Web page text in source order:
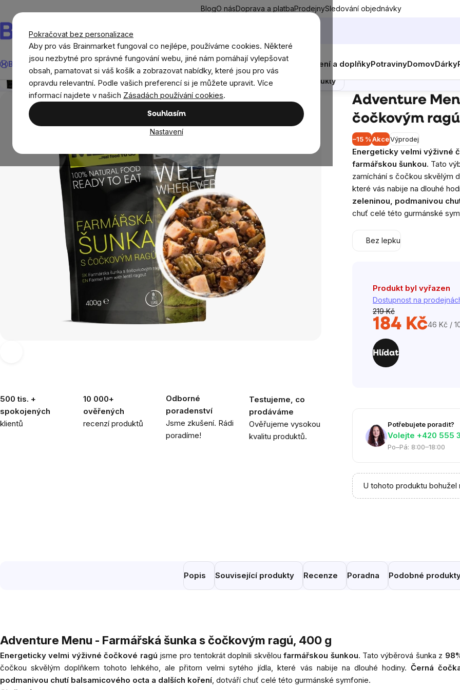
Pokračovat bez personalizace
Aby pro vás Brainmarket fungoval co nejlépe, používáme cookies. Některé
jsou nezbytné pro správné fungování webu, jiné nám pomáhají vylepšovat
obsah, pamatovat si váš košík a zobrazovat nabídky, které jsou pro vás
opravdu relevantní. Podle vašich preferencí si je můžete upravit. Více
informací najdete v našich Zásadách používání cookies.
Souhlasím
Nastavení
obsah
BlogO násDoprava a platbaProdejnySledování objednávky
Hledat
BrainMax® Léto Ušetři CíleDoplňky stravy a výživaNovinkyMužiŽenyDěti Oblečení a doplňkyPotravinyDomovDárky
Potraviny Adventure Menu - Farmářská šunka s čočkovým ragú, 400 g
Adventure
čočkovým
–15 %AkceVýprodej
hodnocení
produktu
je
0,0
z
5
500 tis. +
spokojených
klientů
10 000+
ověřených
recenzí produktů
Odborné
poradenství
Jsme zkušení. Rádi
poradíme!
Testujeme, co
prodáváme
Ověřujeme vysokou
kvalitu produktů.
Energeticky velmi výživné
farmářskou šunkou. Tato
zamíchání s čočkou skvělým
které vás nabije na dlouhé
zeleninou, podmanivou
chuť celé této gurmánské
Bez lepku
Produkt byl vyřazen
Dostupnost na
219 Kč
184 KčMěrná
46 Kč /
Hlídat
Potřebujete poradit?
Volejte ‭+420 555
Po–Pá: 8:00–18:00
U tohoto produktu
Popis Související produkty Recenze Poradna Podobné
Adventure Menu - Farmářská šunka s čočkovým ragú, 400 g
Přehled Popis Související produkty Recenze Poradna Podobné produkty
Adventure Menu - Farmářská šunka s čočkovým ragú, 400 g
Energeticky velmi výživné čočkové ragú jsme pro tentokrát doplnili skvěloufarmářskou šunkou. Tato výběrová šunka z
čočkou skvělým doplňkem tohoto lehkého, ale přitom velmi sytého jídla, které vás nabije na dlouhé hodiny. Černá
podmanivou chutí balsamicového octa a dalších koření, dotváří chuť celé této gurmánské symfonie.